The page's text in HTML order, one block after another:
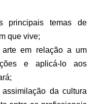
principais temas de
que vive;
em relação a um
e aplicá-lo aos
da cultura